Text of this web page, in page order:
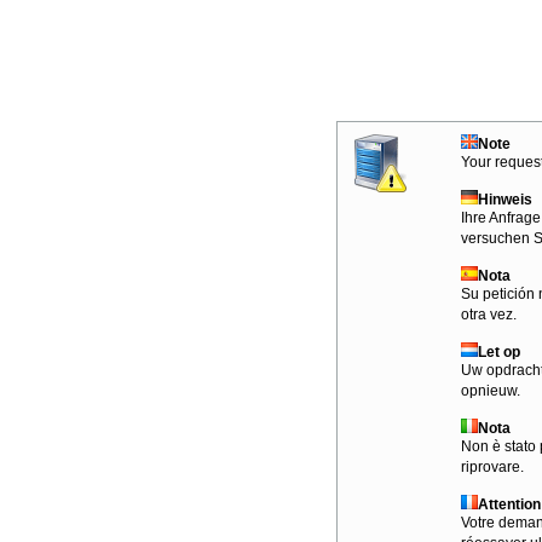
Note
Your
Hinweis
Ihre
versuchen
Nota
Su petición
otra vez.
Let op
Uw
opnieuw.
Nota
Non è
riprovare.
Attention
Votre